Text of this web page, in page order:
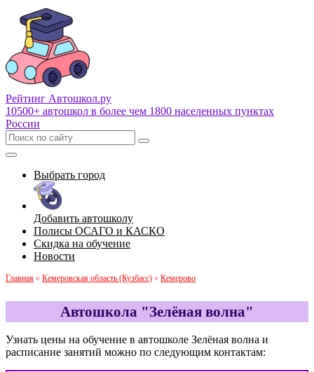
Рейтинг Автошкол.ру
10500+ автошкол в более чем 1800 населенных пунктах
России
Выбрать город
Добавить автошколу
Полисы ОСАГО и КАСКО
Скидка на обучение
Новости
Главная » Кемеровская область (Кузбасс) » Кемерово
Автошкола "Зелёная волна"
Узнать цены на обучение в автошколе Зелёная волна и
расписание занятий можно по следующим контактам: